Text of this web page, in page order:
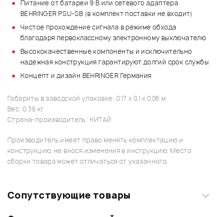
Питание от батареи 9 В или сетевого адаптера
BEHRINGER PSU-SB (в комплект поставки не входит)
Чистое прохождение сигнала в режиме обхода
благодаря первоклассному электронному выключателю
Высококачественные компоненты и исключительно
надежная конструкция гарантируют долгий срок службы
Концепт и дизайн BEHRINGER Германия
Габариты в заводской упаковке: 0.17 x 0.1 x 0.06 м.
Вес: 0.39 кг
Страна-производитель: КИТАЙ
Производитель имеет право менять комплектацию и
конструкцию, не внося изменения в инструкцию. Место
сборки товара может отличаться от указанного.
Сопутствующие товары